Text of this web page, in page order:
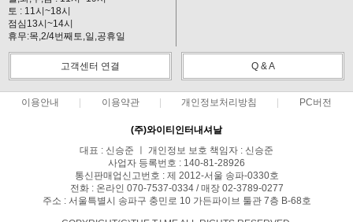
토 : 11시~18시
점심13시~14시
휴무:목,2/4번째토,일,공휴일
고객센터 연결 Q & A
이용안내 이용약관 개인정보처리방침 PC버전
(주)와이티인터내셔날
대표 : 신승준 ㅣ 개인정보 보호 책임자 : 신승준
사업자 등록번호 : 140-81-28926
통신판매업신고번호 : 제 2012-서울 송파-0330호
전화 : 온라인 070-7537-0334 / 매장 02-3789-0277
주소 : 서울특별시 송파구 충민로 10 가든파이브 툴관 7층 B-68호